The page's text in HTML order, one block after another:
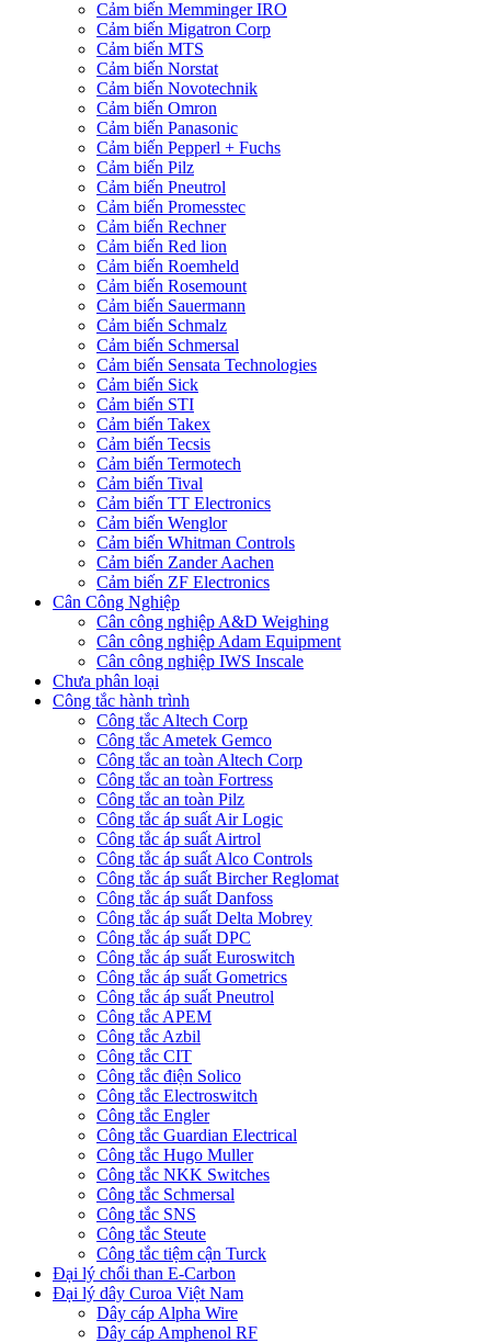
Cảm biến Memminger IRO
Cảm biến Migatron Corp
Cảm biến MTS
Cảm biến Norstat
Cảm biến Novotechnik
Cảm biến Omron
Cảm biến Panasonic
Cảm biến Pepperl + Fuchs
Cảm biến Pilz
Cảm biến Pneutrol
Cảm biến Promesstec
Cảm biến Rechner
Cảm biến Red lion
Cảm biến Roemheld
Cảm biến Rosemount
Cảm biến Sauermann
Cảm biến Schmalz
Cảm biến Schmersal
Cảm biến Sensata Technologies
Cảm biến Sick
Cảm biến STI
Cảm biến Takex
Cảm biến Tecsis
Cảm biến Termotech
Cảm biến Tival
Cảm biến TT Electronics
Cảm biến Wenglor
Cảm biến Whitman Controls
Cảm biến Zander Aachen
Cảm biến ZF Electronics
Cân Công Nghiệp
Cân công nghiệp A&D Weighing
Cân công nghiệp Adam Equipment
Cân công nghiệp IWS Inscale
Chưa phân loại
Công tắc hành trình
Công tắc Altech Corp
Công tắc Ametek Gemco
Công tắc an toàn Altech Corp
Công tắc an toàn Fortress
Công tắc an toàn Pilz
Công tắc áp suất Air Logic
Công tắc áp suất Airtrol
Công tắc áp suất Alco Controls
Công tắc áp suất Bircher Reglomat
Công tắc áp suất Danfoss
Công tắc áp suất Delta Mobrey
Công tắc áp suất DPC
Công tắc áp suất Euroswitch
Công tắc áp suất Gometrics
Công tắc áp suất Pneutrol
Công tắc APEM
Công tắc Azbil
Công tắc CIT
Công tắc điện Solico
Công tắc Electroswitch
Công tắc Engler
Công tắc Guardian Electrical
Công tắc Hugo Muller
Công tắc NKK Switches
Công tắc Schmersal
Công tắc SNS
Công tắc Steute
Công tắc tiệm cận Turck
Đại lý chổi than E-Carbon
Đại lý dây Curoa Việt Nam
Dây cáp Alpha Wire
Dây cáp Amphenol RF